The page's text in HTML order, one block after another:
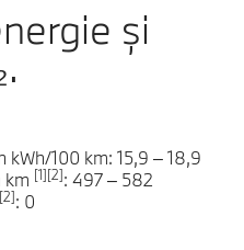
şi
kWh/100 km: 15,9 – 18,9
km [1][2]: 497 – 582
[2]: 0